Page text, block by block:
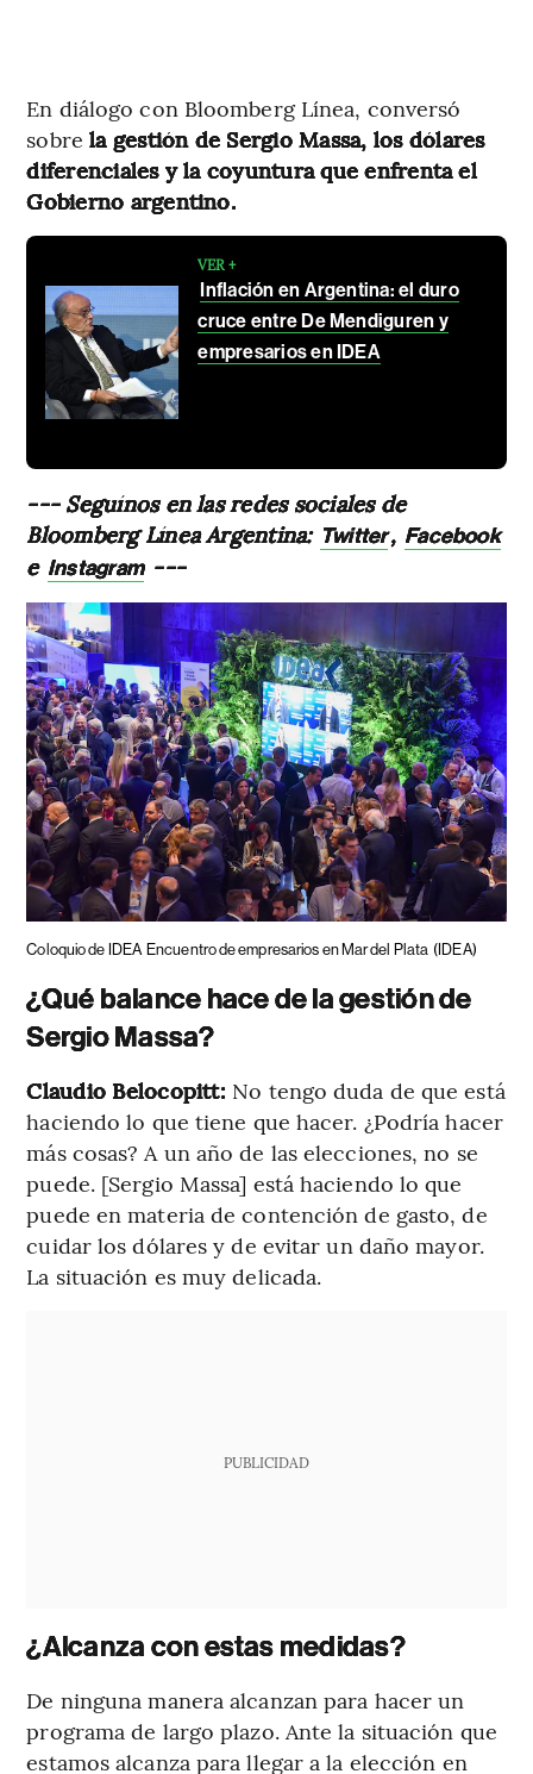
En diálogo con Bloomberg Línea, conversó
sobre la gestión de Sergio Massa, los dólares
diferenciales y la coyuntura que enfrenta el
Gobierno argentino.
VER +
Inflación en Argentina: el duro
cruce entre De Mendiguren y
empresarios en IDEA
--- Seguínos en las redes sociales de
Bloomberg Línea Argentina: Twitter, Facebook
e Instagram ---
Coloquio de IDEA Encuentro de empresarios en Mar del Plata (IDEA)
¿Qué balance hace de la gestión de
Sergio Massa?
Claudio Belocopitt: No tengo duda de que está
haciendo lo que tiene que hacer. ¿Podría hacer
más cosas? A un año de las elecciones, no se
puede. [Sergio Massa] está haciendo lo que
puede en materia de contención de gasto, de
cuidar los dólares y de evitar un daño mayor.
La situación es muy delicada.
PUBLICIDAD
¿Alcanza con estas medidas?
De ninguna manera alcanzan para hacer un
programa de largo plazo. Ante la situación que
estamos alcanza para llegar a la elección en